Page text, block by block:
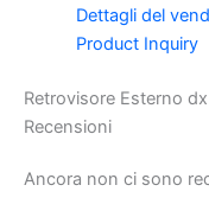
Dettagli del
Product Inquiry
Retrovisore Esterno
Recensioni
Ancora non ci sono